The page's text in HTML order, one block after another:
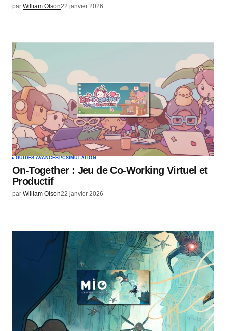
par William Olson22 janvier 2026
GUIDES AVANCÉS PCSIMULATION
On-Together : Jeu de Co-Working Virtuel et
Productif
par William Olson22 janvier 2026